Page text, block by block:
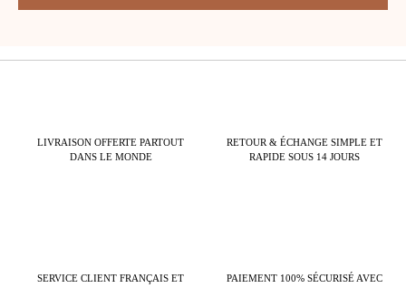
LIVRAISON OFFERTE PARTOUT
DANS LE MONDE
RETOUR & ÉCHANGE SIMPLE ET
RAPIDE SOUS 14 JOURS
SERVICE CLIENT FRANÇAIS ET
PAIEMENT 100% SÉCURISÉ AVEC